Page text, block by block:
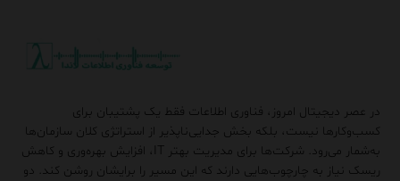
در عصر دیجیتال امروز، فناوری اطلاعات فقط یک پشتیبان برای
کسب‌وکارها نیست، بلکه بخش جدایی‌ناپذیر از استراتژی کلان سازمان‌ها
به‌شمار می‌رود. شرکت‌ها برای مدیریت بهتر IT، افزایش بهره‌وری و کاهش
ریسک نیاز به چارچوب‌هایی دارند که این مسیر را برایشان روشن کند. دو